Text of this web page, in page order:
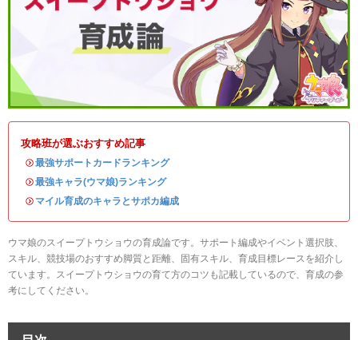
攻略班が選ぶおすすめ記事
・最強サポートカードランキング
・最強キャラ(ウマ娘)ランキング
・ マイル育成のキャラとサポカ編成
ウマ娘のスイープトウショウの育成論です。サポート編成やイベント選択肢、
スキル、競技場のおすすめ脚質と距離、固有スキル、育成目標レースを紹介し
ています。スイープトウショウの育て方のコツも記載しているので、育成の参
考にしてください。